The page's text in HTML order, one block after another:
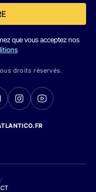
que vous acceptez nos
droits réservés.
/